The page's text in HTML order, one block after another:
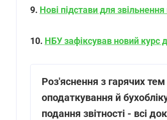
9. Нові підстави для
10. НБУ зафіксував новий курс
Роз'яснення з гарячих
оподаткування й
подання звітності - всі